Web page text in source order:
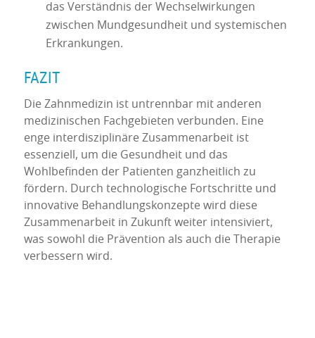
das Verständnis der Wechselwirkungen
zwischen Mundgesundheit und systemischen
Erkrankungen.
FAZIT
Die Zahnmedizin ist untrennbar mit anderen
medizinischen Fachgebieten verbunden. Eine
enge interdisziplinäre Zusammenarbeit ist
essenziell, um die Gesundheit und das
Wohlbefinden der Patienten ganzheitlich zu
fördern. Durch technologische Fortschritte und
innovative Behandlungskonzepte wird diese
Zusammenarbeit in Zukunft weiter intensiviert,
was sowohl die Prävention als auch die Therapie
verbessern wird.